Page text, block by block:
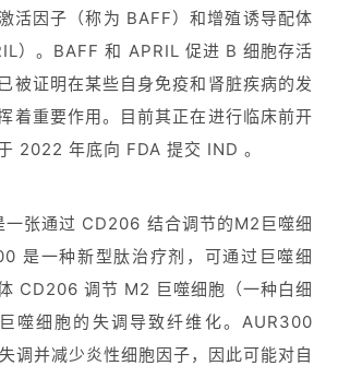
活因子（称为 BAFF）和增殖诱导配体
）。BAFF 和 APRIL 促进 B 细胞存活
被证明在某些自身免疫和肾脏疾病的发
着重要作用。目前其正在进行临床前开
2022 年底向 FDA 提交 IND 。
一张通过 CD206 结合调节的M2巨噬细
是一种新型肽治疗剂，可通过巨噬细
CD206 调节 M2 巨噬细胞（一种白细
噬细胞的失调导致纤维化。AUR300
调并减少炎性细胞因子，因此可能对自